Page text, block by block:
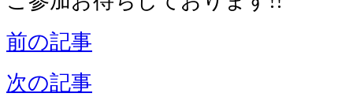
前の記事
次の記事